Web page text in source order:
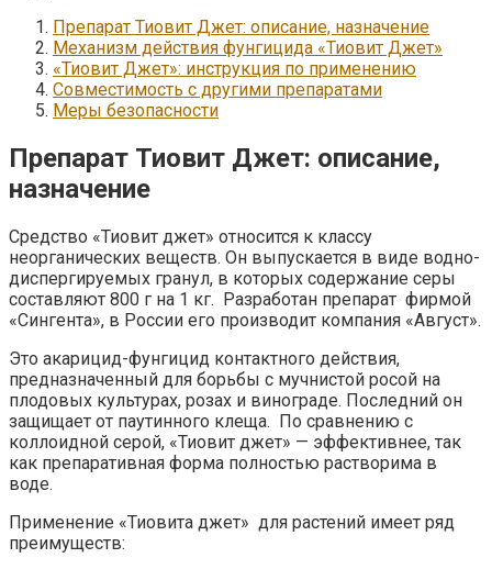
Препарат Тиовит Джет: описание, назначение
Механизм действия фунгицида «Тиовит Джет»
«Тиовит Джет»: инструкция по применению
Совместимость с другими препаратами
Меры безопасности
Препарат Тиовит Джет: описание,
назначение
Средство «Тиовит джет» относится к классу
неорганических веществ. Он выпускается в виде водно-
диспергируемых гранул, в которых содержание серы
составляют 800 г на 1 кг. Разработан препарат фирмой
«Сингента», в России его производит компания «Август».
Это акарицид-фунгицид контактного действия,
предназначенный для борьбы с мучнистой росой на
плодовых культурах, розах и винограде. Последний он
защищает от паутинного клеща. По сравнению с
коллоидной серой, «Тиовит джет» — эффективнее, так
как препаративная форма полностью растворима в
воде.
Применение «Тиовита джет» для растений имеет ряд
преимуществ: